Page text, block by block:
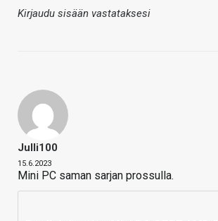
Kirjaudu sisään vastataksesi
Julli100
15.6.2023
Mini PC saman sarjan prossulla.